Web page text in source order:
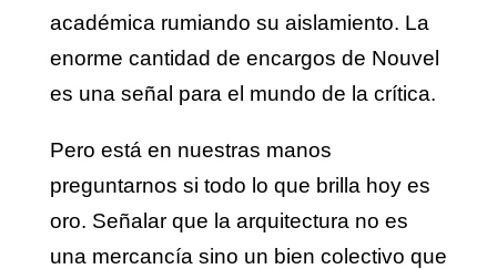
académica rumiando su aislamiento. La
enorme cantidad de encargos de Nouvel
es una señal para el mundo de la crítica.
Pero está en nuestras manos
preguntarnos si todo lo que brilla hoy es
oro. Señalar que la arquitectura no es
una mercancía sino un bien colectivo que